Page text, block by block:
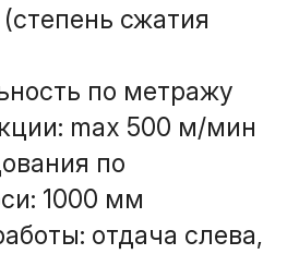
сжатия
по метражу
max 500 м/мин
по
1000 мм
отдача слева,